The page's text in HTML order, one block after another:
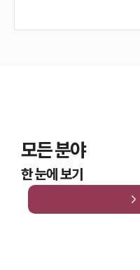
모든 분야
한 눈에 보기